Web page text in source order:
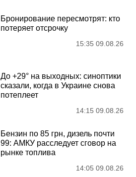
Бронирование пересмотрят: кто
потеряет отсрочку
15:35 09.08.26
До +29° на выходных: синоптики
сказали, когда в Украине снова
потеплеет
14:15 09.08.26
Бензин по 85 грн, дизель почти
99: АМКУ расследует сговор на
рынке топлива
14:05 09.08.26